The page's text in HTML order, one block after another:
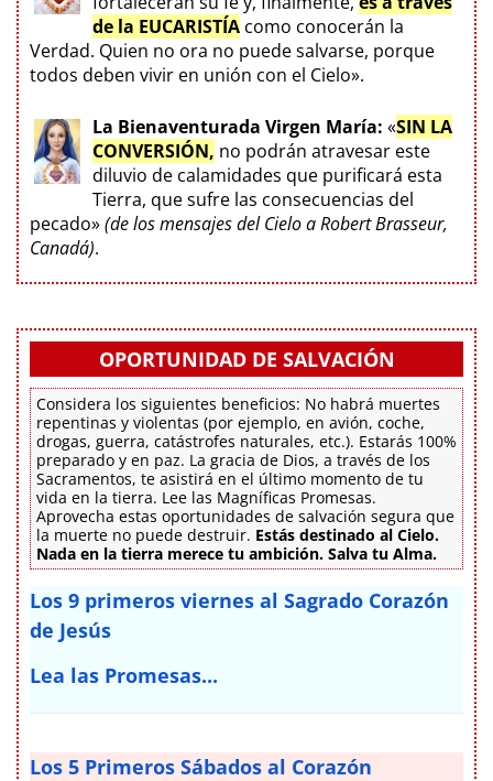
de la EUCARISTÍA como conocerán la
Verdad. Quien no ora no puede salvarse, porque
todos deben vivir en unión con el Cielo».
La Bienaventurada Virgen María: «SIN LA
CONVERSIÓN, no podrán atravesar este
diluvio de calamidades que purificará esta
Tierra, que sufre las consecuencias del
pecado»(de los mensajes del Cielo a Robert Brasseur,
Canadá).
OPORTUNIDAD DE SALVACIÓN
Considera los siguientes beneficios: No habrá muertes
repentinas y violentas (por ejemplo, en avión, coche,
drogas, guerra, catástrofes naturales, etc.). Estarás 100%
preparado y en paz. La gracia de Dios, a través de los
Sacramentos, te asistirá en el último momento de tu
vida en la tierra. Lee las Magníficas Promesas.
Aprovecha estas oportunidades de salvación segura que
la muerte no puede destruir. Estás destinado al Cielo.
Nada en la tierra merece tu ambición. Salva tu Alma.
Los 9 primeros viernes al Sagrado Corazón
de Jesús
Lea las Promesas...
Los 5 Primeros Sábados al Corazón